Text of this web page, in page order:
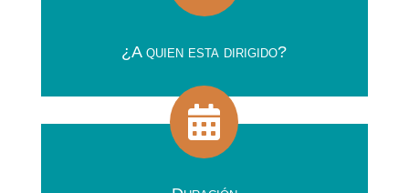
¿A quien esta dirigido?
